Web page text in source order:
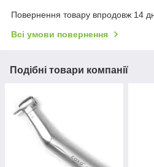
Повернення товару впродовж 14
Всі умови повернення
Подібні товари компанії